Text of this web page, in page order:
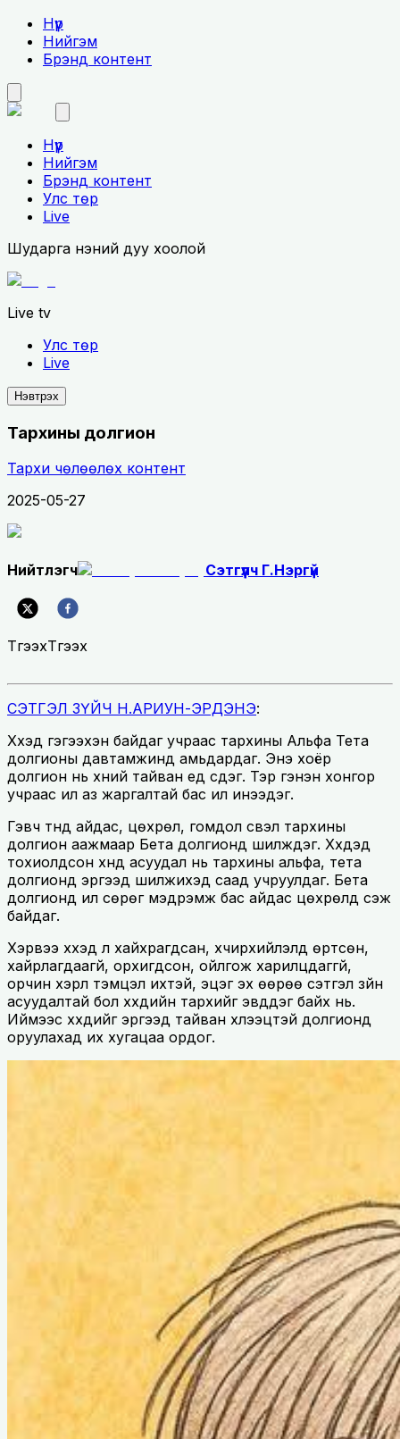
Нүүр
Нийгэм
Брэнд контент
Нүүр
Нийгэм
Брэнд контент
Улс төр
Live
Шударга үнэний дуу хоолой
Live tv
Улс төр
Live
Нэвтрэх
Тархины долгион
Тархи чөлөөлөх контент
2025-05-27
Нийтлэгч Сэтгүүлч Г.Нэргүй
ТүгээхТүгээх
СЭТГЭЛ ЗҮЙЧ Н.АРИУН-ЭРДЭНЭ:
Хүүхэд гэгээхэн байдаг учраас тархины Альфа Тета
долгионы давтамжинд амьдардаг. Энэ хоёр
долгион нь хүний тайван үед үүсдэг. Тэр гэнэн хонгор
учраас илүү аз жаргалтай бас илүү инээдэг.
Гэвч түүнд айдас, цөхрөл, гомдол үүсвэл тархины
долгион аажмаар Бета долгионд шилждэг. Хүүхдэд
тохиолдсон хүнд асуудал нь тархины альфа, тета
долгионд эргээд шилжихэд саад учруулдаг. Бета
долгионд илүү сөрөг мэдрэмж бас айдас цөхрөлүүд үүсэж
байдаг.
Хэрвээ хүүхэд үл хайхрагдсан, хүчирхийлэлд өртсөн,
хайрлагдаагүй, орхигдсон, ойлгож харилцдаггүй,
орчин хэрүүл тэмцэл ихтэй, эцэг эх өөрөө сэтгэл зүйн
асуудалтай бол хүүхдийн тархийг эвддэг байх нь.
Иймээс хүүхдийг эргээд тайван хүлээцтэй долгионд
оруулахад их хугацаа ордог.